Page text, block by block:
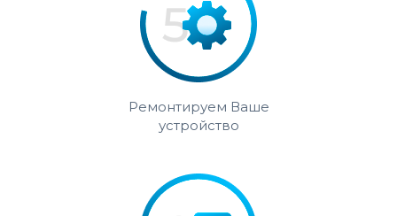
Ремонтируем Ваше
устройство